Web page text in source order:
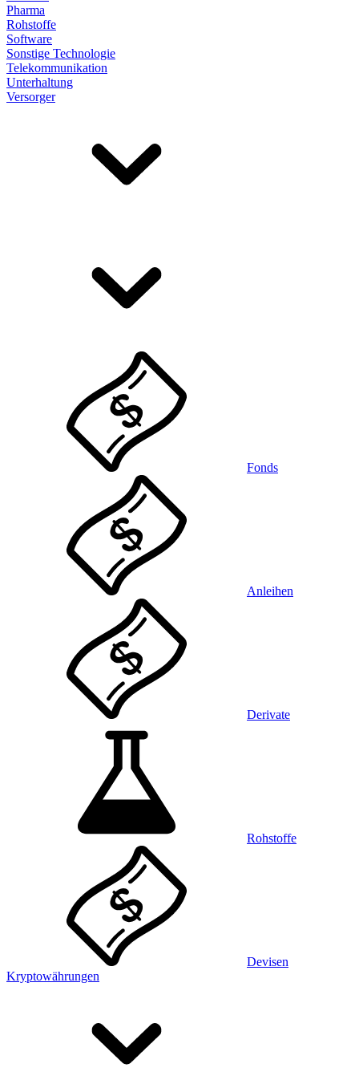
Pharma
Rohstoffe
Software
Sonstige Technologie
Telekommunikation
Unterhaltung
Versorger
Fonds
Anleihen
Derivate
Rohstoffe
Devisen
Kryptowährungen